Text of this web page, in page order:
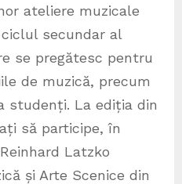
ateliere muzicale
secundar al
se pregătesc pentru
de muzică, precum
studenți. La ediția din
să participe, în
Latzko
și Arte Scenice din